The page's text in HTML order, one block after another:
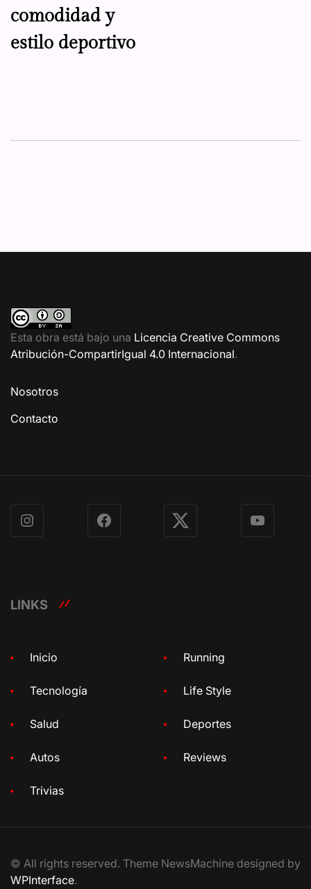
comodidad y
estilo deportivo
Esta obra está bajo una Licencia Creative Commons
Atribución-CompartirIgual 4.0 Internacional.
Nosotros
Contacto
Instagram Facebook X YouTube
LINKS
Inicio Running
Tecnología Life Style
Salud Deportes
Autos Reviews
Trivias
© All rights reserved. Theme NewsMachine designed by
WPInterface.